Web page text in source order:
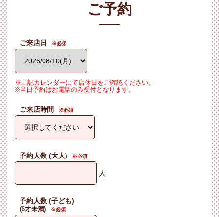
ご予約
ご来店日
※上記カレンダーにて店休日をご確認ください。
※当日予約はお電話のみ受付となります。
ご来店時間
予約人数 (大人)
人
予約人数 (子ども)
(6才未満)